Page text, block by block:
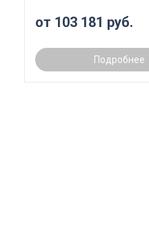
от 103 181 руб.
Подробнее